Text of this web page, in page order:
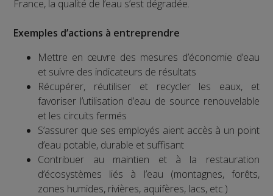
France, la qualité de l’eau s’est dégradée.
Exemples d’actions à entreprendre
Mettre en œuvre des mesures d’économie d’eau
et suivre des indicateurs de résultats
Récupérer, réutiliser et recycler les eaux, et
favoriser l’utilisation d’eau de source renouvelable
et les circuits fermés
S’assurer que ses employés aient accès à un point
d’eau potable, durable et suffisant
Contribuer au maintien et à la restauration
d’écosystèmes liés à l’eau (montagnes, forêts,
zones humides, rivières, aquifères, lacs, etc.)